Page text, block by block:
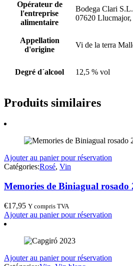
Opérateur de
l'entreprise
alimentaire
Bodega Clari
07620 Llucmajor,
Appellation
d'origine
Vi de la terra
Degré d´alcool 12,5 % vol
Produits similaires
Ajouter au panier pour réservation
Catégories:Rosé, Vin
Memories de Biniagual rosado
€17,95 Y compris TVA
Ajouter au panier pour réservation
Ajouter au panier pour réservation